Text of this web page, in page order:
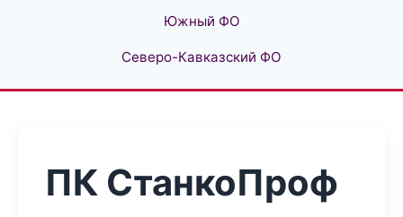
Южный ФО
Северо-Кавказский ФО
ПК СтанкоПроф